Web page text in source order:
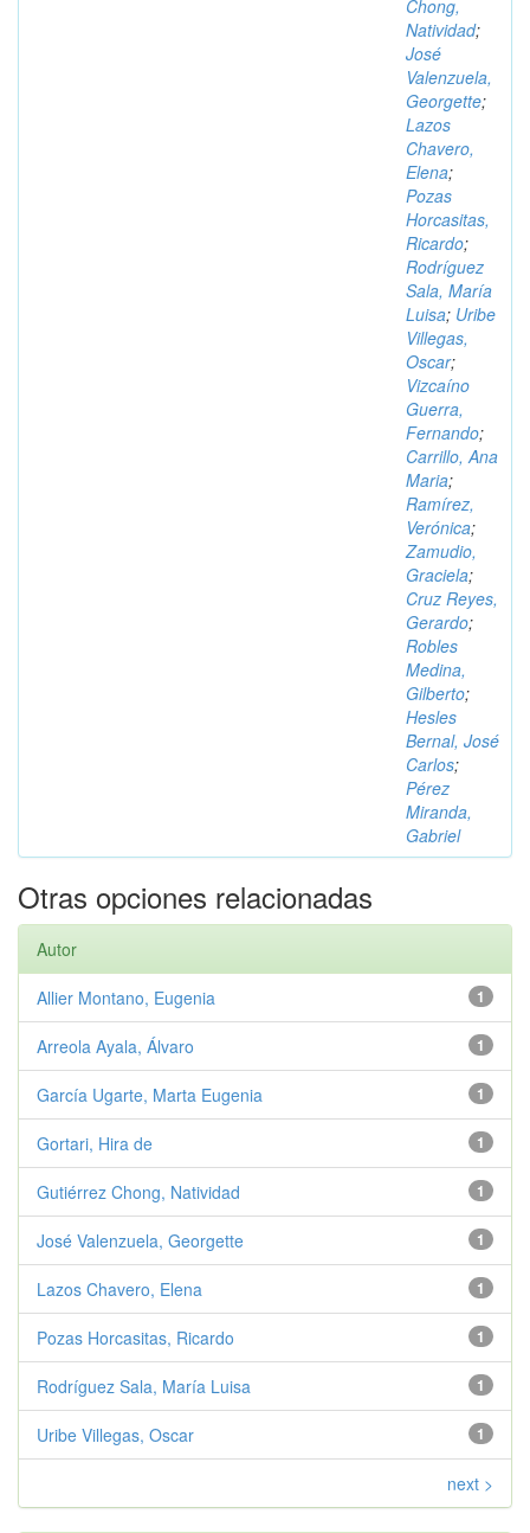
Chong,
Natividad;
José
Valenzuela,
Georgette;
Lazos
Chavero,
Elena;
Pozas
Horcasitas,
Ricardo;
Rodríguez
Sala, María
Luisa; Uribe
Villegas,
Oscar;
Vizcaíno
Guerra,
Fernando;
Carrillo, Ana
Maria;
Ramírez,
Verónica;
Zamudio,
Graciela;
Cruz Reyes,
Gerardo;
Robles
Medina,
Gilberto;
Hesles
Bernal, José
Carlos;
Pérez
Miranda,
Gabriel
Otras opciones relacionadas
Autor
1
Allier Montano, Eugenia
1
Arreola Ayala, Álvaro
1
García Ugarte, Marta Eugenia
1
Gortari, Hira de
1
Gutiérrez Chong, Natividad
1
José Valenzuela, Georgette
1
Lazos Chavero, Elena
1
Pozas Horcasitas, Ricardo
1
Rodríguez Sala, María Luisa
1
Uribe Villegas, Oscar
next >